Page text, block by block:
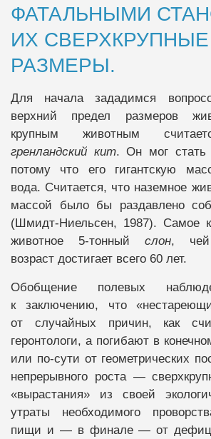
ФАТАЛЬНЫМИ
ИХ СВЕРХКРУПНЫЕ
РАЗМЕРЫ.
Для начала зададимся
верхний предел размеров
крупным животным
гренландский кит. Он мог стать
потому что его гигантскую
вода. Считается, что наземное
массой было бы раздавлено
(Шмидт-Ниельсен, 1987). Самое
животное 5-тонный слон, чей
возраст достигает всего 60 лет.
Обобщение полевых
к заключению, что
от случайных причин, как
геронтологи, а погибают в
или по-сути от геометрических
непрерывного роста —
«вырастания» из своей
утраты необходимого
пищи и — в финале — от